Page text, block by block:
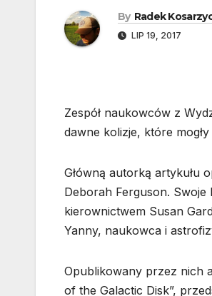
By Radek
LIP 19, 2017
Zespół naukowców z
dawne kolizje, które
Główną autorką artykułu
Deborah Ferguson. Swoje
kierownictwem Susan
Yanny, naukowca i
Opublikowany przez nich
of the Galactic Disk”,